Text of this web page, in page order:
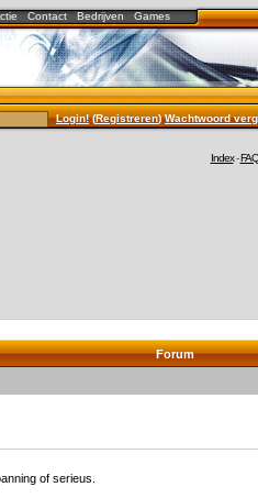
Contact Bedrijven Games
Login!(Registreren)Wachtwoord
Index-FAQ
Forum
of serieus.